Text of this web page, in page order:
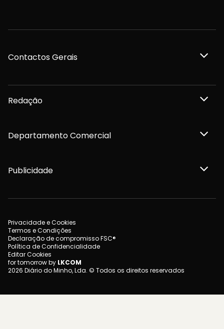
Contactos Gerais
Redação
Departamento Comercial
Publicidade
Privacidade e Cookies
Termos e Condições
Declaração de compromisso FSC®
Política de Confidencialidade
Editar Cookies
for tomorrow by LKCOM
2026 Diário do Minho, Lda. © Todos os direitos reservados